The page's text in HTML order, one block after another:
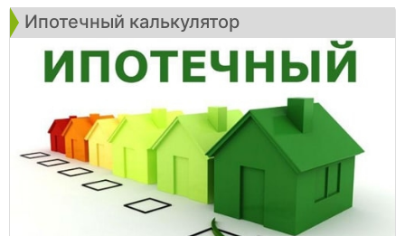
Ипотечный калькулятор